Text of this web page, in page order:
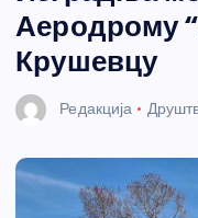
Аеродрому
Крушевцу
Редакција